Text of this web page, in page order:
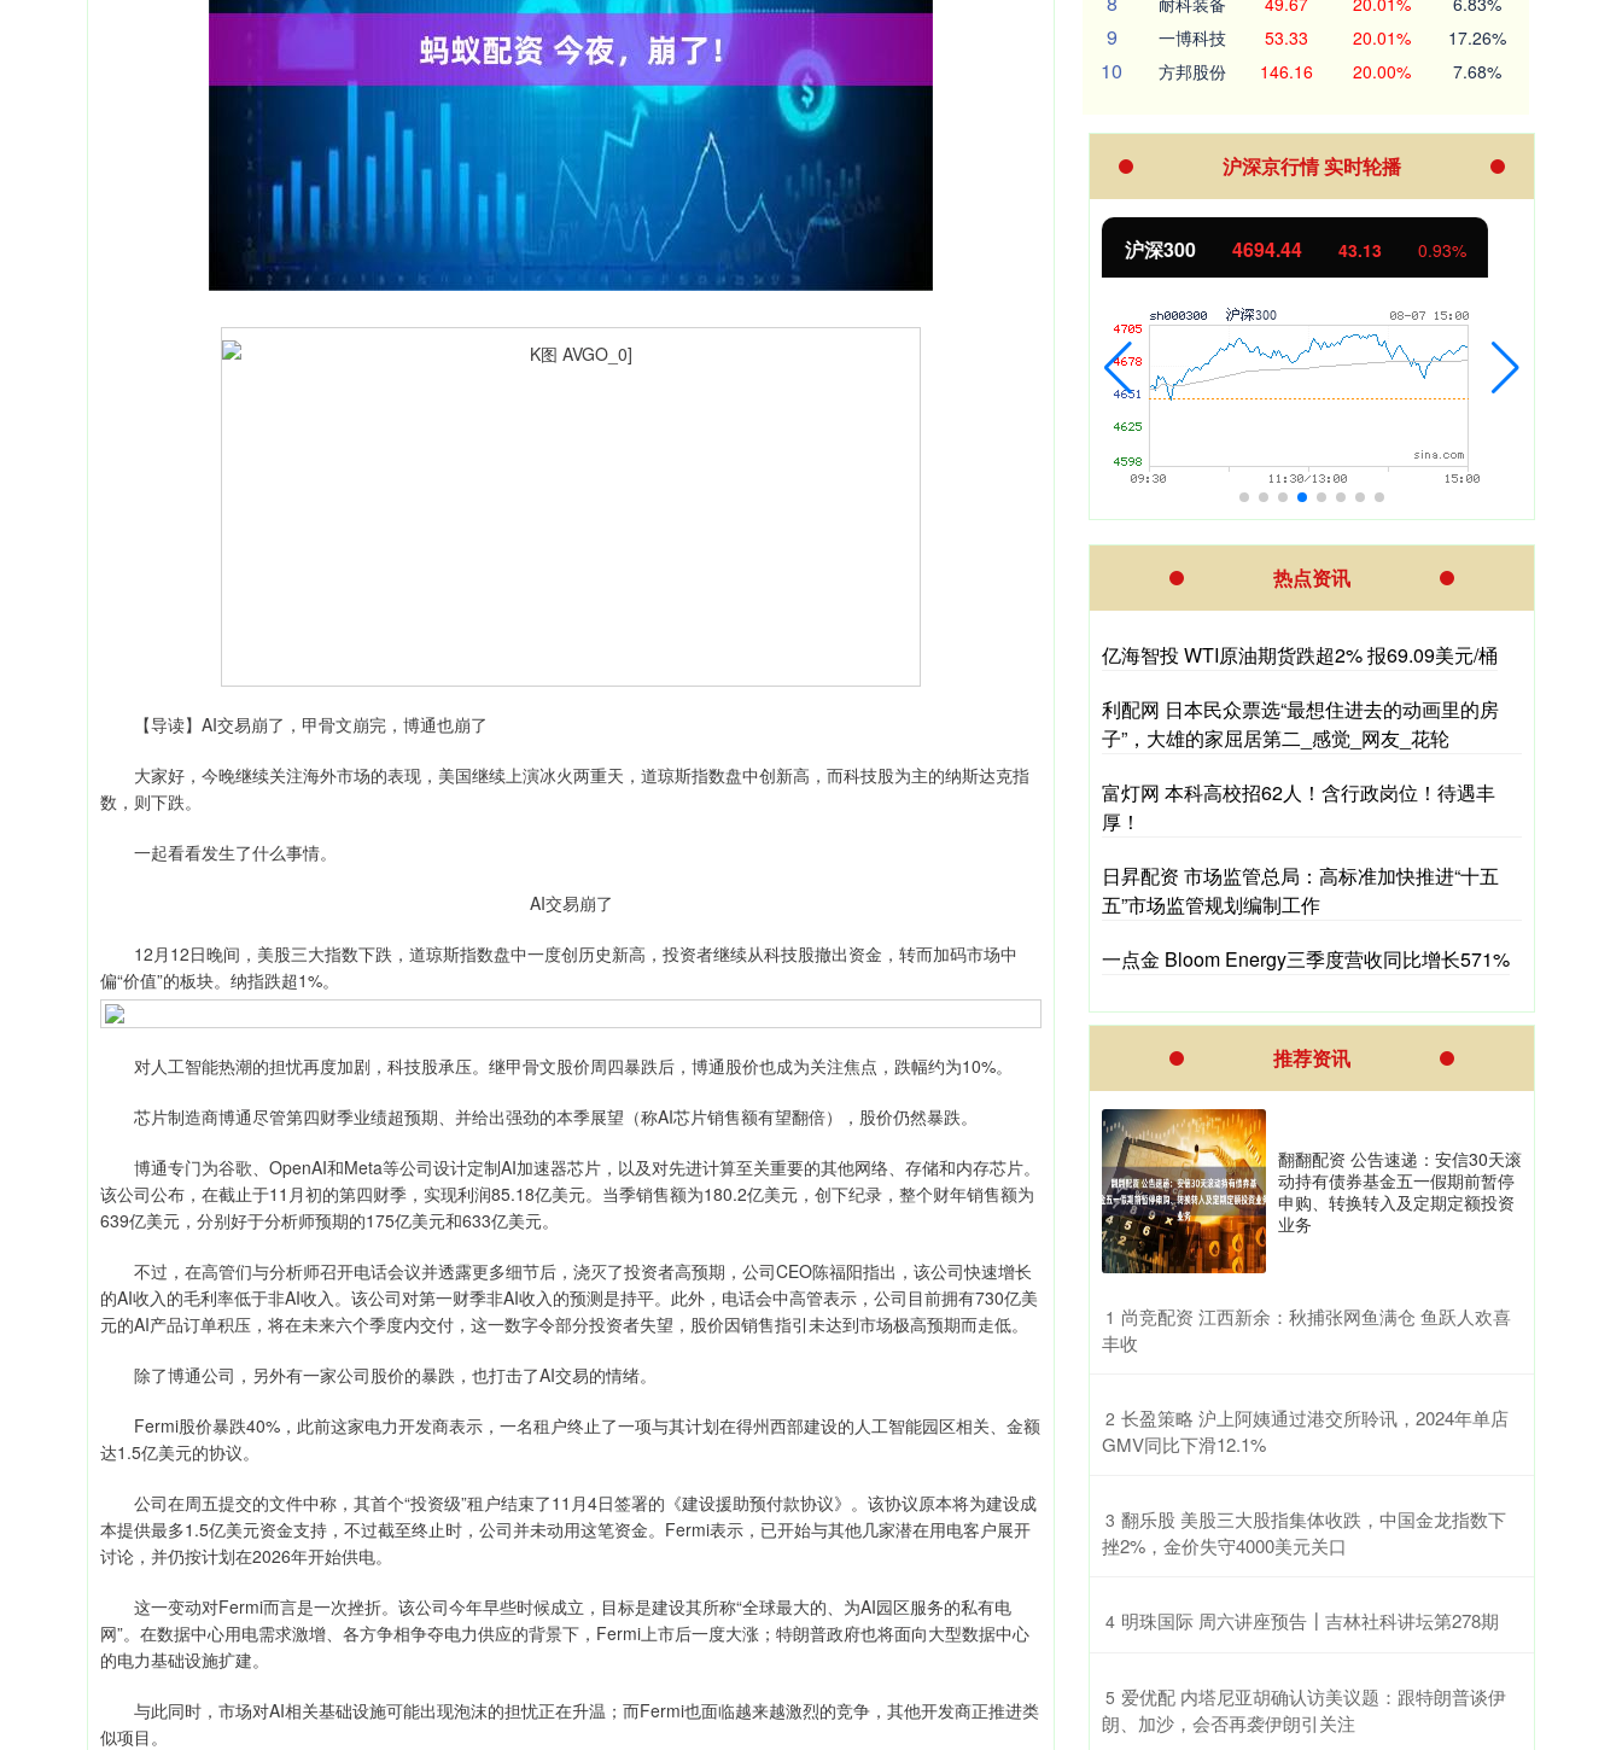
【导读】AI交易崩了，甲骨文崩完，博通也崩了
大家好，今晚继续关注海外市场的表现，美国继续上演冰火两重天，道琼斯指数盘中创新高，而科技股为主的纳斯达克指
数，则下跌。
一起看看发生了什么事情。
AI交易崩了
12月12日晚间，美股三大指数下跌，道琼斯指数盘中一度创历史新高，投资者继续从科技股撤出资金，转而加码市场中
偏“价值”的板块。纳指跌超1%。
对人工智能热潮的担忧再度加剧，科技股承压。继甲骨文股价周四暴跌后，博通股价也成为关注焦点，跌幅约为10%。
芯片制造商博通尽管第四财季业绩超预期、并给出强劲的本季展望（称AI芯片销售额有望翻倍），股价仍然暴跌。
博通专门为谷歌、OpenAI和Meta等公司设计定制AI加速器芯片，以及对先进计算至关重要的其他网络、存储和内存芯片。
该公司公布，在截止于11月初的第四财季，实现利润85.18亿美元。当季销售额为180.2亿美元，创下纪录，整个财年销售额为
639亿美元，分别好于分析师预期的175亿美元和633亿美元。
不过，在高管们与分析师召开电话会议并透露更多细节后，浇灭了投资者高预期，公司CEO陈福阳指出，该公司快速增长
的AI收入的毛利率低于非AI收入。该公司对第一财季非AI收入的预测是持平。此外，电话会中高管表示，公司目前拥有730亿美
元的AI产品订单积压，将在未来六个季度内交付，这一数字令部分投资者失望，股价因销售指引未达到市场极高预期而走低。
除了博通公司，另外有一家公司股价的暴跌，也打击了AI交易的情绪。
Fermi股价暴跌40%，此前这家电力开发商表示，一名租户终止了一项与其计划在得州西部建设的人工智能园区相关、金额
达1.5亿美元的协议。
公司在周五提交的文件中称，其首个“投资级”租户结束了11月4日签署的《建设援助预付款协议》。该协议原本将为建设成
本提供最多1.5亿美元资金支持，不过截至终止时，公司并未动用这笔资金。Fermi表示，已开始与其他几家潜在用电客户展开
讨论，并仍按计划在2026年开始供电。
这一变动对Fermi而言是一次挫折。该公司今年早些时候成立，目标是建设其所称“全球最大的、为AI园区服务的私有电
网”。在数据中心用电需求激增、各方争相争夺电力供应的背景下，Fermi上市后一度大涨；特朗普政府也将面向大型数据中心
的电力基础设施扩建。
与此同时，市场对AI相关基础设施可能出现泡沫的担忧正在升温；而Fermi也面临越来越激烈的竞争，其他开发商正推进类
似项目。
9 一博科技 53.33 20.01% 17.26%
10 方邦股份 146.16 20.00% 7.68%
沪深京行情 实时轮播
深证成指 14311.01 200.89 4694.44 北证50 1134.24 11.37 1.01%
热点资讯
亿海智投 WTI原油期货跌超2% 报69.09美元/桶
利配网 日本民众票选“最想住进去的动画里的房
子”，大雄的家屈居第二_感觉_网友_花轮
富灯网 本科高校招62人！含行政岗位！待遇丰
厚！
日昇配资 市场监管总局：高标准加快推进“十五
五”市场监管规划编制工作
一点金 Bloom Energy三季度营收同比增长571%
推荐资讯
翻翻配资 公告速递：安信30天滚
动持有债券基金五一假期前暂停
申购、转换转入及定期定额投资
业务
1 ​尚竞配资 江西新余：秋捕张网鱼满仓 鱼跃人欢喜
丰收
2 ​长盈策略 沪上阿姨通过港交所聆讯，2024年单店
GMV同比下滑12.1%
3 ​翻乐股 美股三大股指集体收跌，中国金龙指数下
挫2%，金价失守4000美元关口
4 ​明珠国际 周六讲座预告┃吉林社科讲坛第278期
5 ​爱优配 内塔尼亚胡确认访美议题：跟特朗普谈伊
朗、加沙，会否再袭伊朗引关注